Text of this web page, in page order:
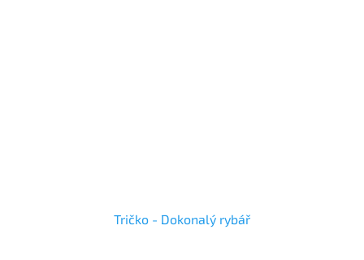
Tričko - Dokonalý rybář